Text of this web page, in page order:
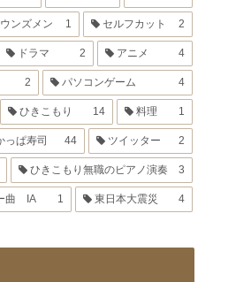
ンズメン 1 セルフカット 2
ドラマ 2 アニメ 4
2 パソコンゲーム 4
ひきこもり 14 料理 1
っぱ寿司 44 ツイッター 2
ひきこもり無職のピアノ演奏 3
曲 IA 1 東日本大震災 4